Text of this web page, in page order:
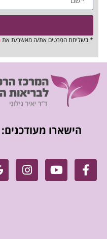
* בשליחת הפרטים את/ה מאשר/ת את
הישארו מעודכנים: